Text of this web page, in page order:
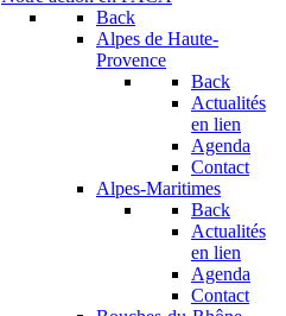
Back
Alpes de Haute-
Provence
Back
Actualités
en lien
Agenda
Contact
Alpes-Maritimes
Back
Actualités
en lien
Agenda
Contact